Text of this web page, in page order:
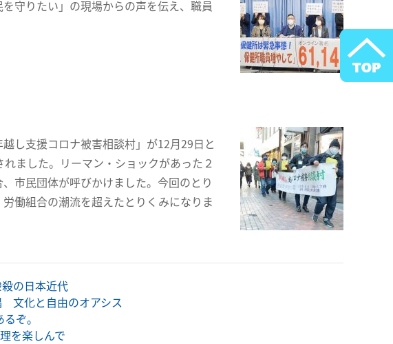
守りたい」の現場からの声を伝え、職員
し支援コロナ被害相談村」が12月29日と
ました。リーマン・ショックがあった２
市民団体が呼びかけました。今回のとり
働組合の潮流を超えたとりくみになりま
の日本近代
文化と自由のオアシス
ぞ。
を楽しんで